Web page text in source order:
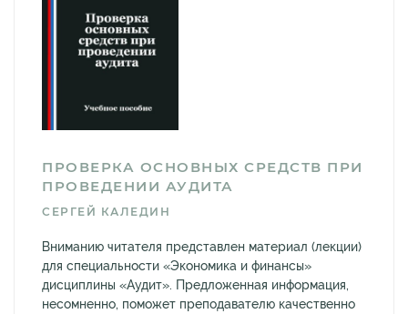
ПРОВЕРКА ОСНОВНЫХ СРЕДСТВ ПРИ
ПРОВЕДЕНИИ АУДИТА
СЕРГЕЙ КАЛЕДИН
Вниманию читателя представлен материал (лекции)
для специальности «Экономика и финансы»
дисциплины «Аудит». Предложенная информация,
несомненно, поможет преподавателю качественно